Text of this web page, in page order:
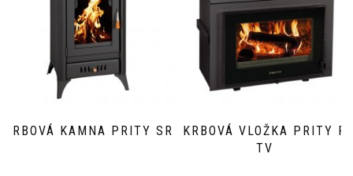
KRBOVÁ KAMNA PRITY SR
KRBOVÁ VLOŽKA PRITY P
TV